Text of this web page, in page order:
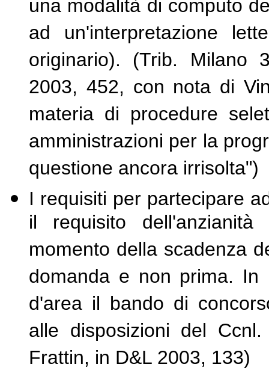
una modalità di computo
ad un'interpretazione
originario). (Trib. Milano
2003, 452, con nota di
materia di procedure
amministrazioni per la
questione ancora irrisolta")
I requisiti per partecipare
il requisito
momento della scadenza
domanda e non prima.
d'area il bando di
alle disposizioni del
Frattin, in D&L 2003, 133)